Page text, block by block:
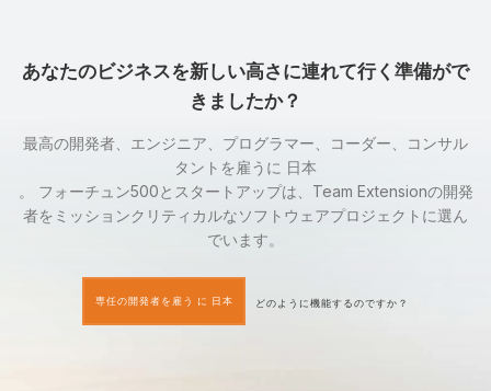
あなたのビジネスを新しい高さに連れて行く準備がで
きましたか？
最高の開発者、エンジニア、プログラマー、コーダー、コンサル
タントを雇うに 日本
。 フォーチュン500とスタートアップは、Team Extensionの開発
者をミッションクリティカルなソフトウェアプロジェクトに選ん
でいます。
専任の開発者を雇う に 日本 どのように機能するのですか？